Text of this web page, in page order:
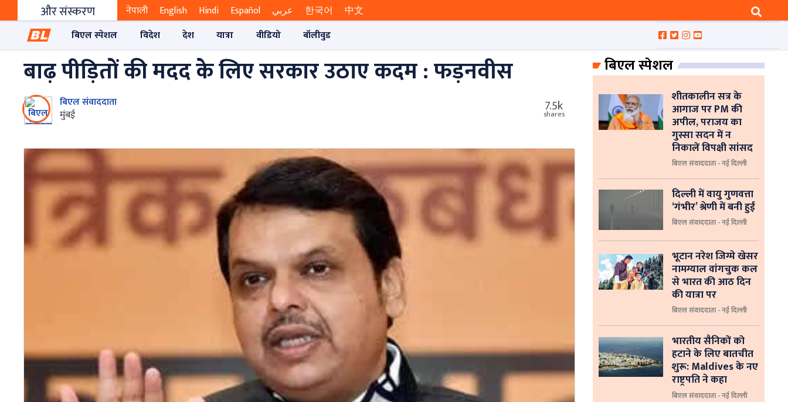
और संस्करण नेपाली English Hindi Español عربي 한국어
中文
बिएल स्पेशल
विदेश देश यात्रा वीडियो बॉलीवुड
बाढ़ पीड़ितों की मदद के लिए सरकार उठाए कदम : फड़नवीस
बिएल संवाददाता
मुंबई
7.5k
shares
बिएल स्पेशल
शीतकालीन सत्र के
आगाज पर PM की
अपील, पराजय का
गुस्सा सदन में न
निकालें विपक्षी सांसद
बिएल संवाददाता - नई दिल्ली
दिल्ली में वायु गुणवत्ता
‘गंभीर’ श्रेणी में बनी हुई
बिएल संवाददाता - नई दिल्ली
भूटान नरेश जिग्मे खेसर
नामग्याल वांगचुक कल
से भारत की आठ दिन
की यात्रा पर
बिएल संवाददाता - नई दिल्ली
भारतीय सैनिकों को
हटाने के लिए बातचीत
शुरू: Maldives के नए
राष्ट्रपति ने कहा
बिएल संवाददाता - नई दिल्‍ली